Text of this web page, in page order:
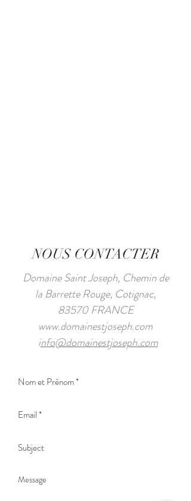
NOUS CONTACTER
Domaine Saint Joseph, Chemin de
la Barrette Rouge, Cotignac,
83570 FRANCE
www.domainestjoseph.com
info@domainestjoseph.com